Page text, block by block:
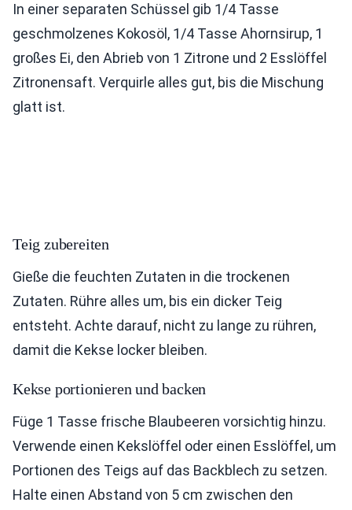
In einer separaten Schüssel gib 1/4 Tasse
geschmolzenes Kokosöl, 1/4 Tasse Ahornsirup, 1
großes Ei, den Abrieb von 1 Zitrone und 2 Esslöffel
Zitronensaft. Verquirle alles gut, bis die Mischung
glatt ist.
Teig zubereiten
Gieße die feuchten Zutaten in die trockenen
Zutaten. Rühre alles um, bis ein dicker Teig
entsteht. Achte darauf, nicht zu lange zu rühren,
damit die Kekse locker bleiben.
Kekse portionieren und backen
Füge 1 Tasse frische Blaubeeren vorsichtig hinzu.
Verwende einen Kekslöffel oder einen Esslöffel, um
Portionen des Teigs auf das Backblech zu setzen.
Halte einen Abstand von 5 cm zwischen den